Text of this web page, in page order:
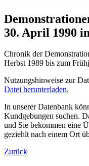
30. April 1990
Chronik der
Herbst 1989 bis zum
Nutzungshinweise zur
Datei herunterladen.
In unserer Datenbank
Kundgebungen suchen.
und Sie bekommen eine
geziehlt nach einem Ort
Zurück